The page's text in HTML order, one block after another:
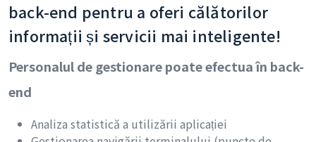
back-end pentru a oferi călătorilor
informații și servicii mai inteligente!
Personalul de gestionare poate efectua în back-
end
Analiza statistică a utilizării aplicației